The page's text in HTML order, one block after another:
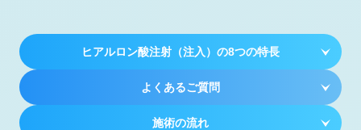
ヒアルロン酸注射（注入）の8つの特長
よくあるご質問
施術の流れ